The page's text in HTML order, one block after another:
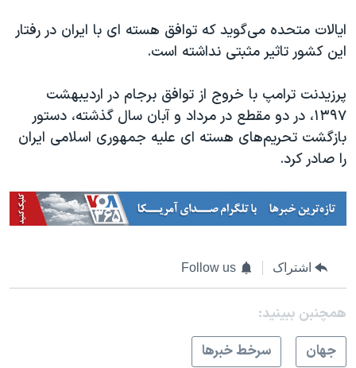
اسرائیل در جنگ
همایش محافظه‌کاران آمریکا «سی‌پک»
صفحه‌های ویژه
سفر پرزیدنت ترامپ به چین
ایالات متحده می‌گوید که توافق هسته ای با ایران در رفتار
این کشور تاثیر مثبتی نداشته است.
پرزیدنت ترامپ با خروج از توافق برجام در اردیبهشت
۱۳۹۷، در دو مقطع در مرداد و آبان سال گذشته، دستور
بازگشت تحریم‌های هسته ای علیه جمهوری اسلامی ایران
را صادر کرد.
اشتراک Follow us
همچنبن ببینید:
جهان
سرخط خبرها